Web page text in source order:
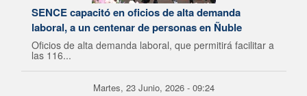
SENCE capacitó en oficios de alta demanda
laboral, a un centenar de personas en Ñuble
Oficios de alta demanda laboral, que permitirá facilitar a
las 116...
Martes, 23 Junio, 2026 - 09:24